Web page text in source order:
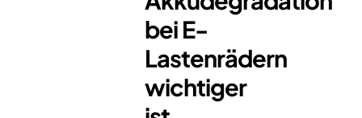
bei E-
Lastenrädern
wichtiger